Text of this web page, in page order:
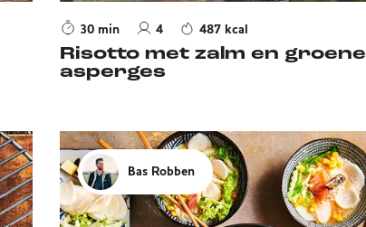
30 min 4 487 kcal
Risotto met zalm en groene
asperges
Bas Robben